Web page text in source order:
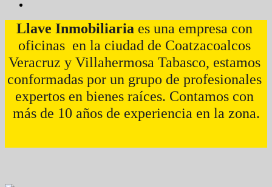
Llave Inmobiliaria es una empresa con
oficinas  en la ciudad de Coatzacoalcos
Veracruz y Villahermosa Tabasco, estamos
conformadas por un grupo de profesionales
expertos en bienes raíces. Contamos con
más de 10 años de experiencia en la zona.